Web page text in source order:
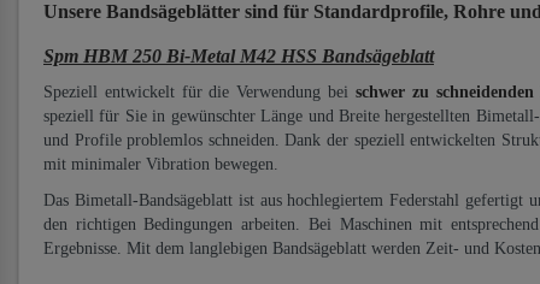
Unsere Bandsägeblätter sind für Standardprofile, Rohre
Spm HBM 250 Bi-Metal M42 HSS Bandsägeblatt
Speziell entwickelt für die Verwendung bei schwer zu
speziell für Sie in gewünschter Länge und Breite hergestellten
und Profile problemlos schneiden. Dank der speziell entwickelten
mit minimaler Vibration bewegen.
Das Bimetall-Bandsägeblatt ist aus hochlegiertem Federstahl
den richtigen Bedingungen arbeiten. Bei Maschinen mit
Ergebnisse. Mit dem langlebigen Bandsägeblatt werden Zeit- und